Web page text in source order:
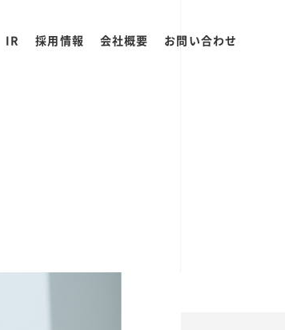
IR 採用情報 会社概要 お問い合わせ